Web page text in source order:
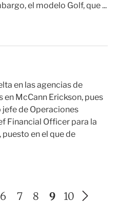
el modelo Golf, que ...
en las agencias de
en McCann Erickson, pues
de Operaciones
Financial Officer para la
en el que de
6 7 8 9 10